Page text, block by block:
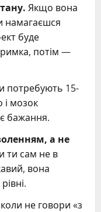
Якщо вона
намагаєшся
буде
потім —
потребують 15-
і мозок
бажання.
а не
ти сам не в
вона
не говори «з